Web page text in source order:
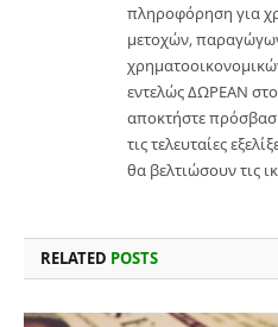
πληροφόρηση για
μετοχών,
εντελώς ΔΩΡΕΑΝ στο
αποκτήστε
τις τελευταίες
θα βελτιώσουν τις
RELATED POSTS